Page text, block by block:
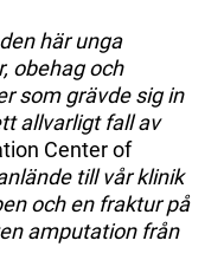
här unga
obehag och
som grävde sig in
allvarligt fall av
Center of
till vår klinik
och en fraktur på
amputation från